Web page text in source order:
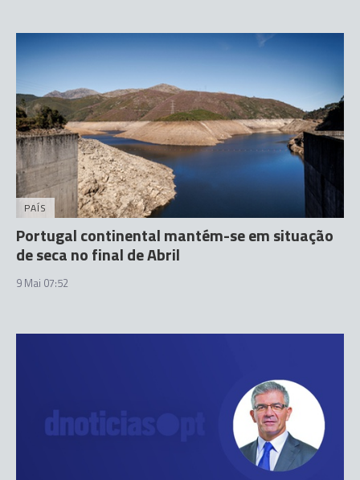
PAÍS
Portugal continental mantém-se em situação
de seca no final de Abril
9 Mai 07:52